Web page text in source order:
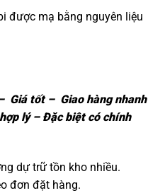
được mạ bằng nguyên liệu
Giá tốt – Giao hàng nhanh
lý – Đặc biệt có chính
dự trữ tồn kho nhiều.
đơn đặt hàng.